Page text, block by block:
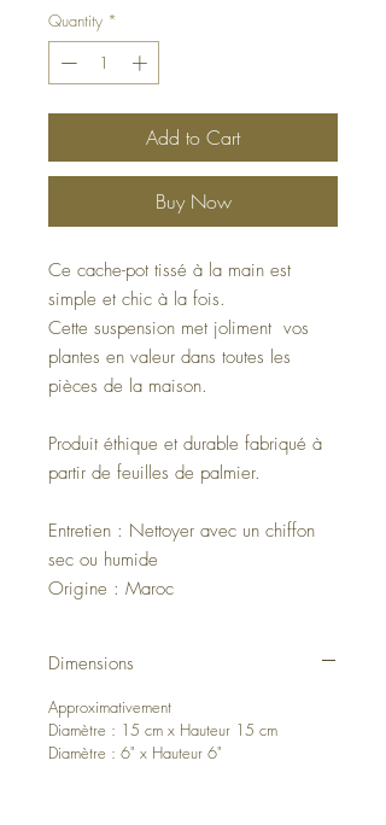
Quantity *
Add to Cart
Buy Now
Ce cache-pot tissé à la main est
simple et chic à la fois.
Cette suspension met joliment vos
plantes en valeur dans toutes les
pièces de la maison.
Produit éthique et durable fabriqué à
partir de feuilles de palmier.
Entretien : Nettoyer avec un chiffon
sec ou humide
Origine : Maroc
Dimensions
Approximativement
Diamètre : 15 cm x Hauteur 15 cm
Diamètre : 6" x Hauteur 6"